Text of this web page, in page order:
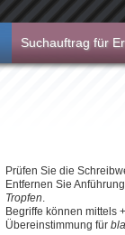
Suchauftrag für
Prüfen Sie die
Entfernen Sie
Tropfen.
Begriffe können mittels
Übereinstimmung für